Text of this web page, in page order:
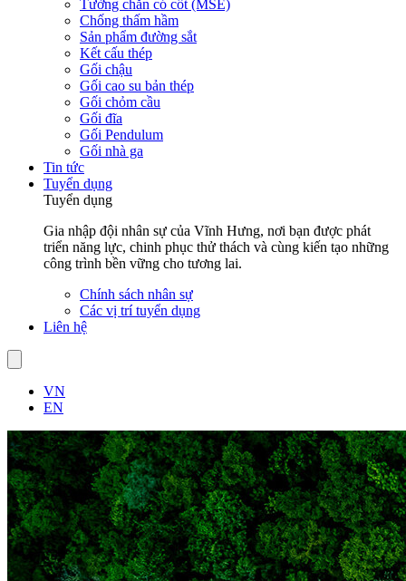
Tường chắn có cốt (MSE)
Chống thấm hầm
Sản phẩm đường sắt
Kết cấu thép
Gối chậu
Gối cao su bản thép
Gối chỏm cầu
Gối đĩa
Gối Pendulum
Gối nhà ga
Tin tức
Tuyển dụng
Tuyển dụng
Gia nhập đội nhân sự của Vĩnh Hưng, nơi bạn được phát
triển năng lực, chinh phục thử thách và cùng kiến tạo những
công trình bền vững cho tương lai.
Chính sách nhân sự
Các vị trí tuyển dụng
Liên hệ
VN
EN